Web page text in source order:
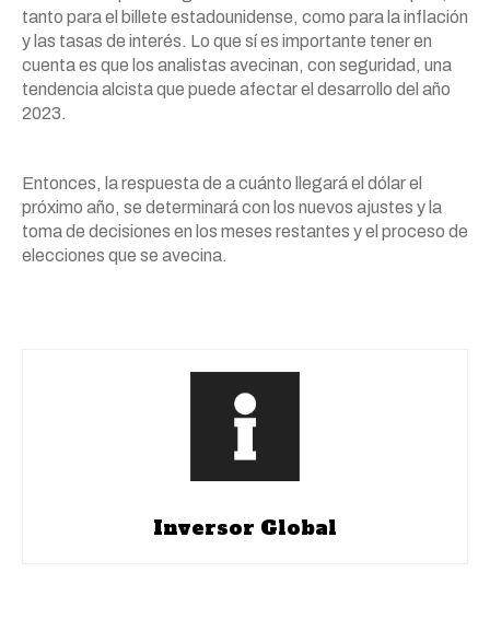
tanto para el billete estadounidense, como para la inflación
y las tasas de interés. Lo que sí es importante tener en
cuenta es que los analistas avecinan, con seguridad, una
tendencia alcista que puede afectar el desarrollo del año
2023.
Entonces, la respuesta de a cuánto llegará el dólar el
próximo año, se determinará con los nuevos ajustes y la
toma de decisiones en los meses restantes y el proceso de
elecciones que se avecina.
Inversor Global